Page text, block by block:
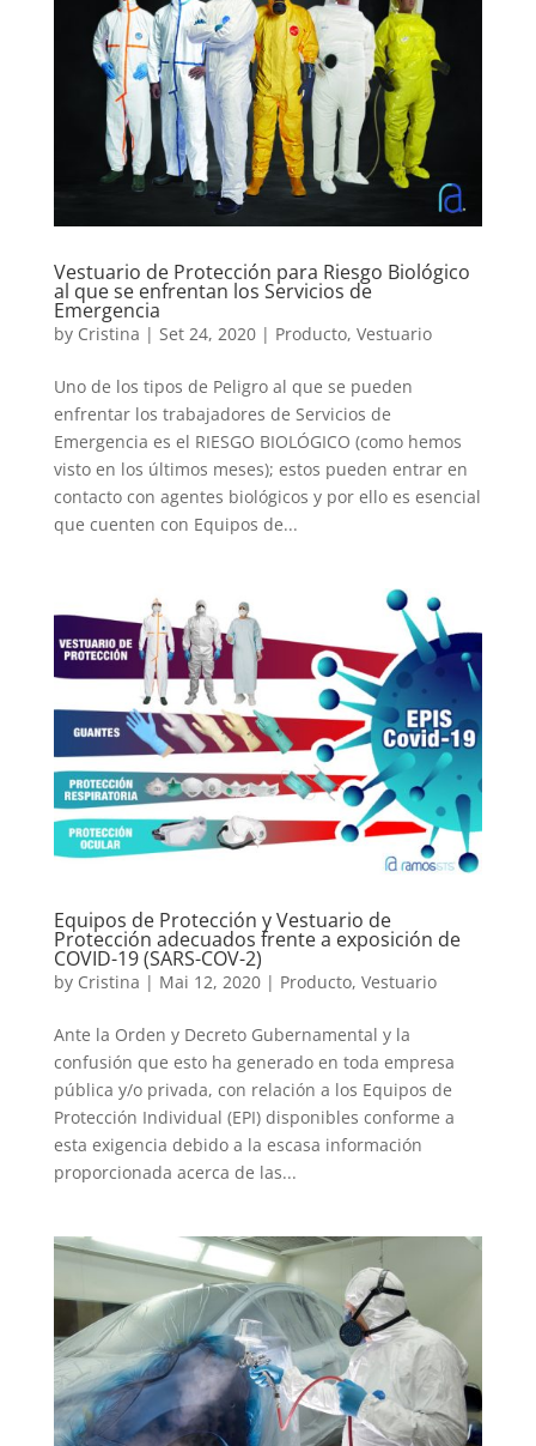
Vestuario de Protección para Riesgo Biológico
al que se enfrentan los Servicios de
Emergencia
by Cristina | Set 24, 2020| Producto, Vestuario
Uno de los tipos de Peligro al que se pueden
enfrentar los trabajadores de Servicios de
Emergencia es el RIESGO BIOLÓGICO (como hemos
visto en los últimos meses); estos pueden entrar en
contacto con agentes biológicos y por ello es esencial
que cuenten con Equipos de...
Equipos de Protección y Vestuario de
Protección adecuados frente a exposición de
COVID-19 (SARS-COV-2)
by Cristina | Mai 12, 2020| Producto, Vestuario
Ante la Orden y Decreto Gubernamental y la
confusión que esto ha generado en toda empresa
pública y/o privada, con relación a los Equipos de
Protección Individual (EPI) disponibles conforme a
esta exigencia debido a la escasa información
proporcionada acerca de las...